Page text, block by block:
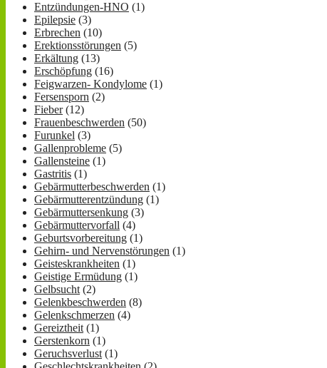
Entzündungen-HNO (1)
Epilepsie (3)
Erbrechen (10)
Erektionsstörungen (5)
Erkältung (13)
Erschöpfung (16)
Feigwarzen- Kondylome (1)
Fersensporn (2)
Fieber(12)
Frauenbeschwerden (50)
Furunkel (3)
Gallenprobleme (5)
Gallensteine (1)
Gastritis (1)
Gebärmutterbeschwerden (1)
Gebärmutterentzündung (1)
Gebärmuttersenkung (3)
Gebärmuttervorfall (4)
Geburtsvorbereitung (1)
Gehirn- und Nervenstörungen (1)
Geisteskrankheiten (1)
Geistige Ermüdung (1)
Gelbsucht(2)
Gelenkbeschwerden (8)
Gelenkschmerzen (4)
Gereiztheit(1)
Gerstenkorn (1)
Geruchsverlust(1)